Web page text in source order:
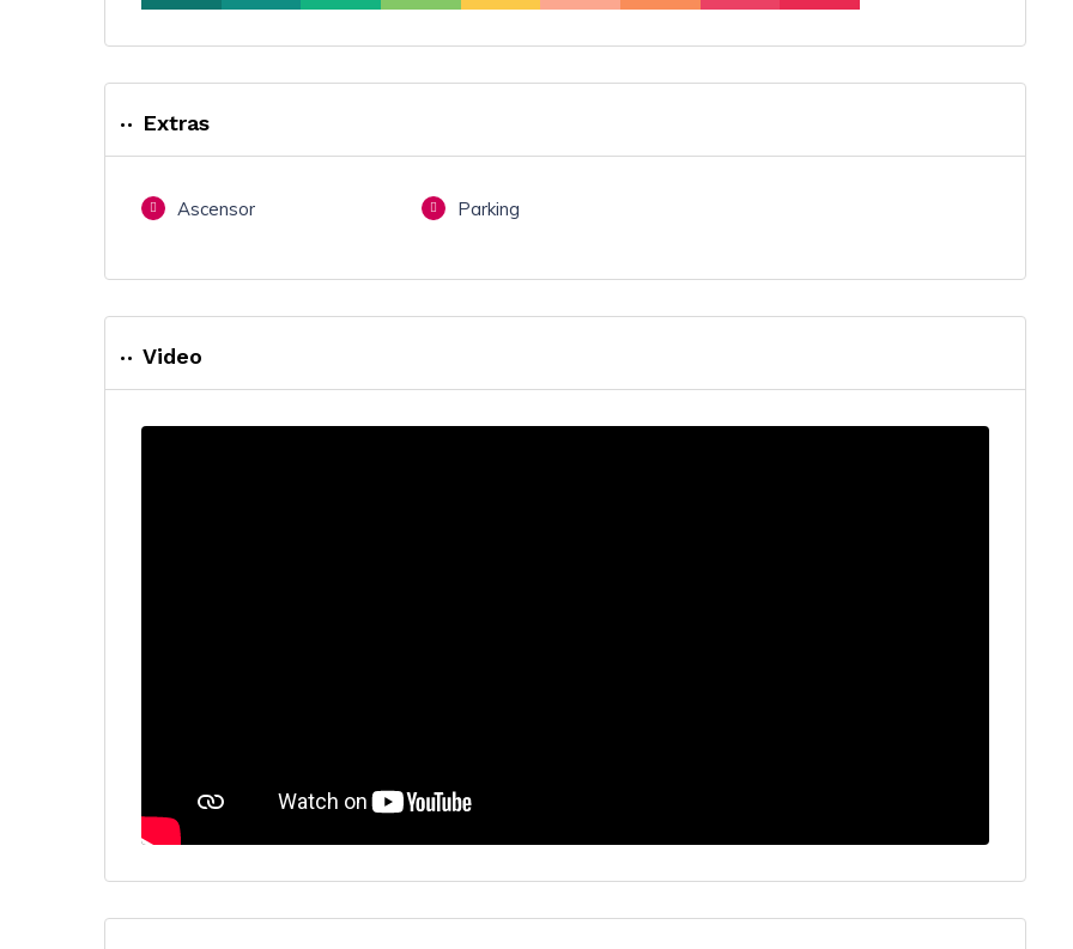
Extras
Ascensor Parking
Video